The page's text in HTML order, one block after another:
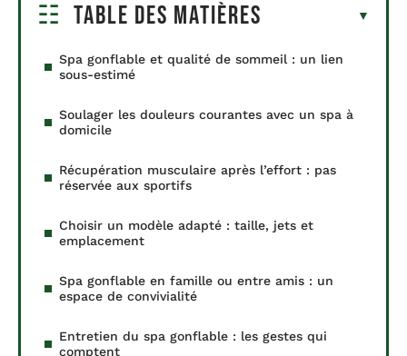
Table des matières
Spa gonflable et qualité de sommeil : un lien
sous-estimé
Soulager les douleurs courantes avec un spa à
domicile
Récupération musculaire après l’effort : pas
réservée aux sportifs
Choisir un modèle adapté : taille, jets et
emplacement
Spa gonflable en famille ou entre amis : un
espace de convivialité
Entretien du spa gonflable : les gestes qui
comptent